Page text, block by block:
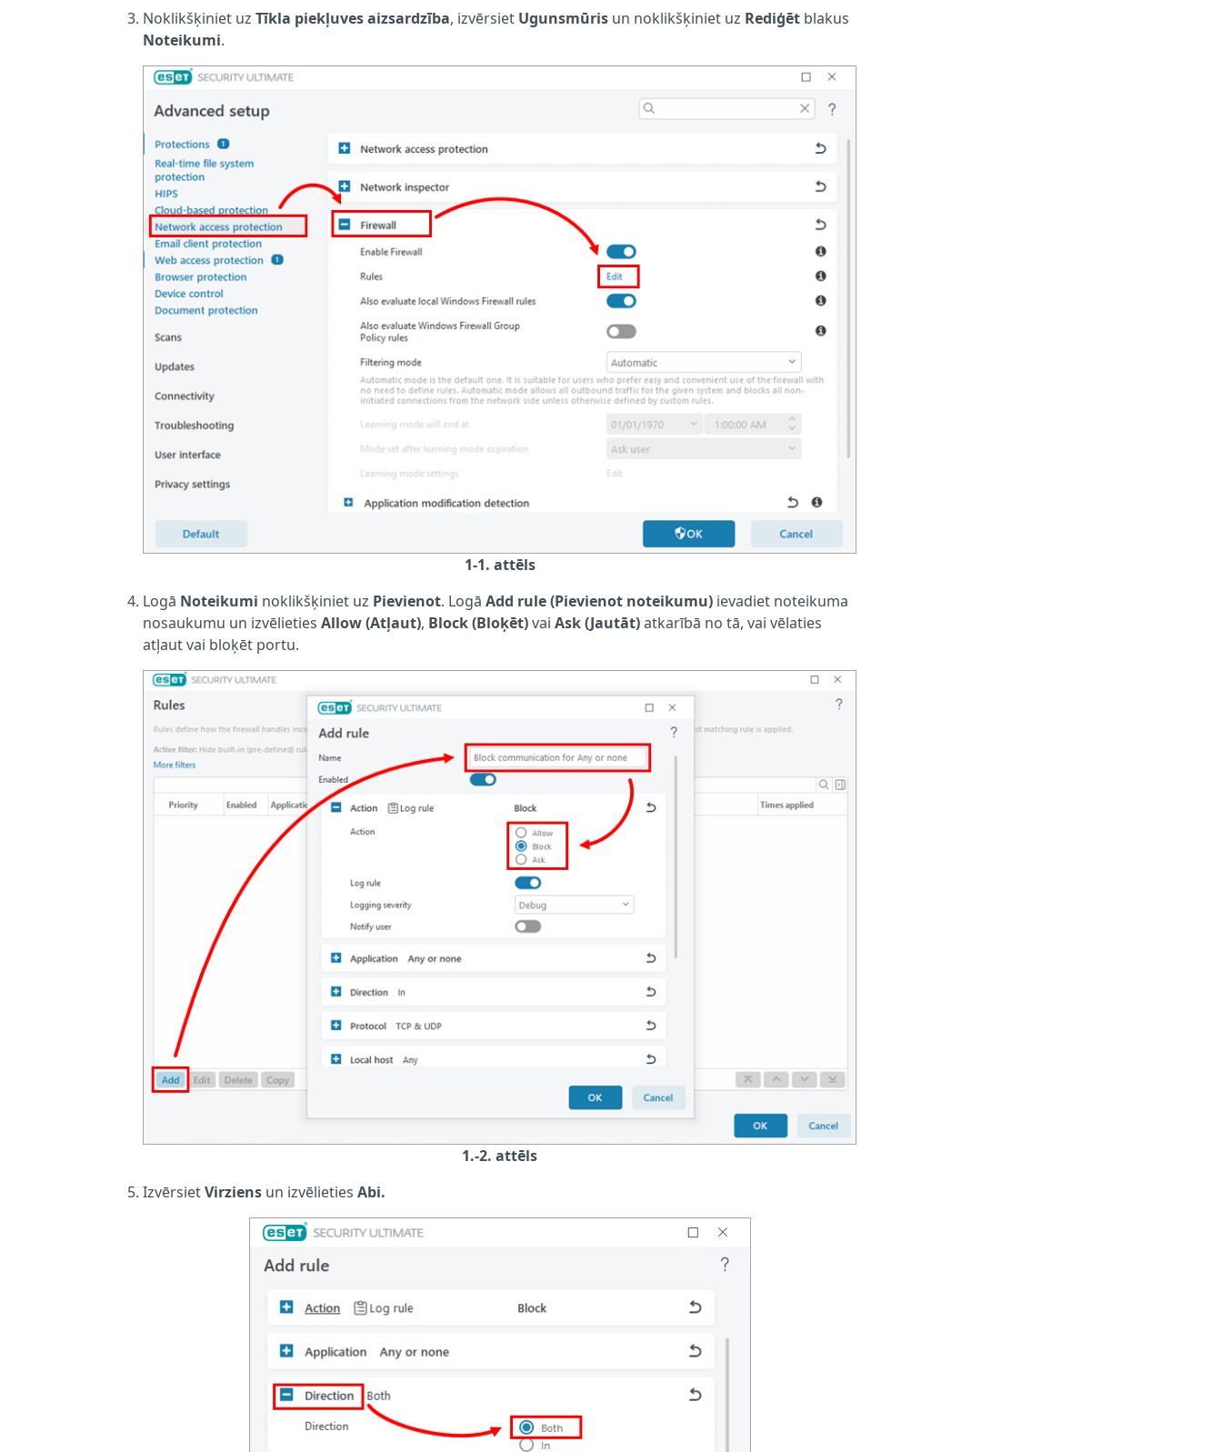
Noklikšķiniet uz Tīkla piekļuves aizsardzība, izvērsiet Ugunsmūris un noklikšķiniet uz Rediģēt blakus
Noteikumi.
1-1. attēls
Logā Noteikumi noklikšķiniet uz Pievienot. Logā Add rule (Pievienot noteikumu) ievadiet noteikuma
nosaukumu un izvēlieties Allow (Atļaut), Block (Bloķēt)vai Ask (Jautāt)atkarībā no tā, vai vēlaties
atļaut vai bloķēt portu.
1.-2. attēls
IzvērsietVirziens un izvēlieties Abi.